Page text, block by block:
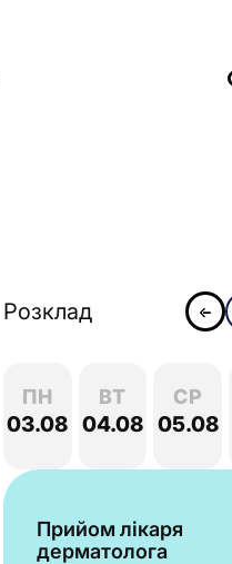
Розклад
ПН
03.08
ВТ
04.08
СР
05.08
Прийом лікаря
дерматолога